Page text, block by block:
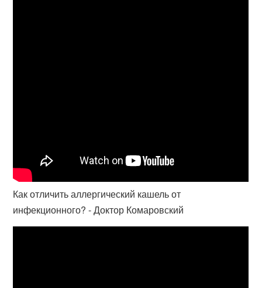
Как отличить аллергический кашель от
инфекционного? - Доктор Комаровский